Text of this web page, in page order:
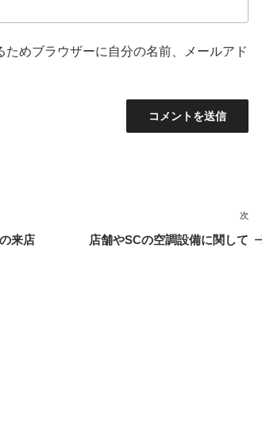
ためブラウザーに自分の名前、メールアド
来店
次
の
次
店舗やSCの空調設備に関して